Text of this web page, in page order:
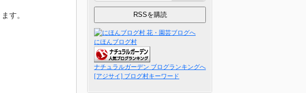
す。
にほんブログ村
ナチュラルガーデン ブログランキングへ
[アジサイ] ブログ村キーワード